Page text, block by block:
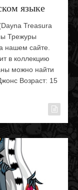
языке
Treasura
Трежуры
нашем сайте.
в коллекцию
можно найти
Возраст: 15